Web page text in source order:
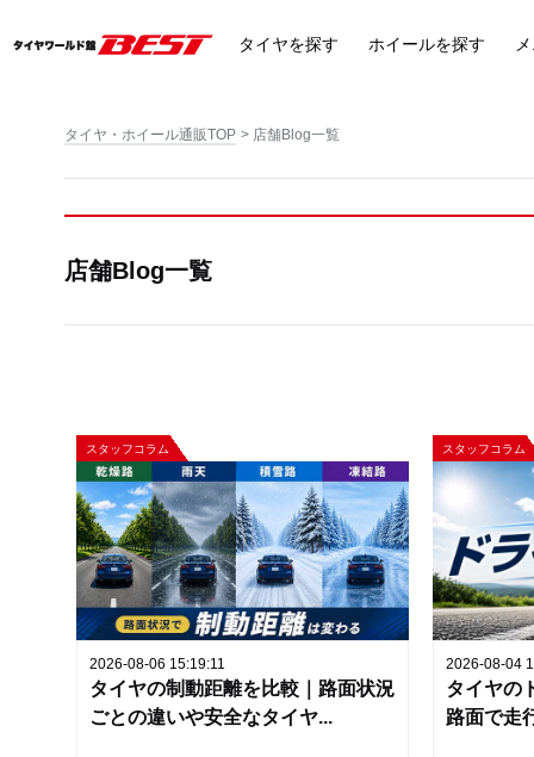
タイヤを探す ホイールを探す
タイヤ・ホイール通販TOP 店舗Blog一覧
店舗Blog一覧
スタッフコラム
2026-08-06 15:19:11
タイヤの制動距離を比較｜路面状況
ごとの違いや安全なタイヤ...
スタッフコラム
2026-08-04
タイヤの
路面で走